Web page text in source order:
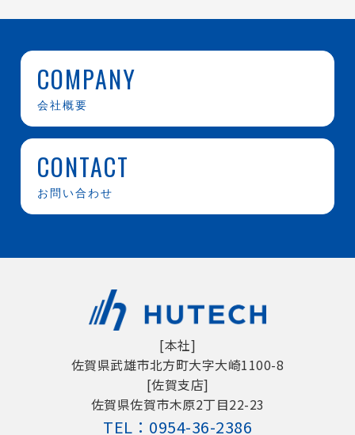
COMPANY
会社概要
CONTACT
お問い合わせ
[本社]
佐賀県武雄市北方町大字大崎1100-8
[佐賀支店]
佐賀県佐賀市木原2丁目22-23
TEL： 0954-36-2386